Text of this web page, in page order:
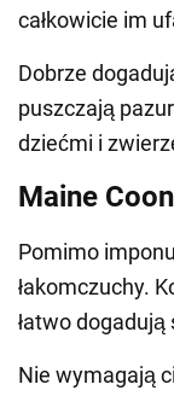
całkowicie im
Dobrze
puszczają
dziećmi i
Maine
Pomimo
łakomczuchy.
łatwo
Nie wymagają